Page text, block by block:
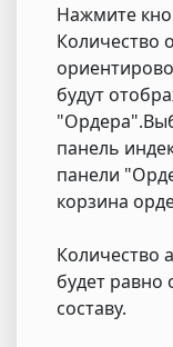
Нажмите
Количество
будут
панель
панели
корзина
Количество
будет
составу.